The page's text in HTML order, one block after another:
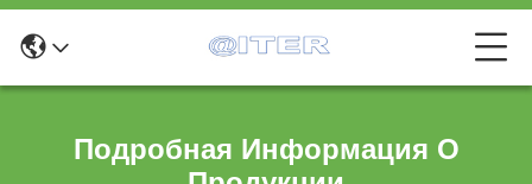
Подробная Информация О